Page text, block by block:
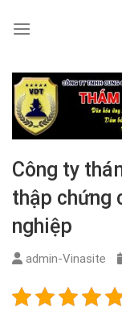
Công ty
thập chứng
nghiệp
admin-Vinasite